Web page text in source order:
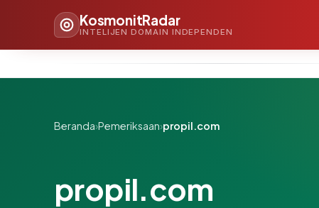
KosmonitRadar
INTELIJEN DOMAIN INDEPENDEN
Beranda›Pemeriksaan›propil.com
propil.com